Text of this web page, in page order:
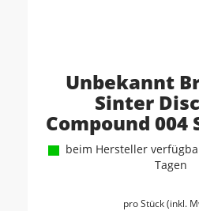
Unbekannt
Sinter
Compound 004
beim Hersteller
Tagen
pro Stück (inkl.